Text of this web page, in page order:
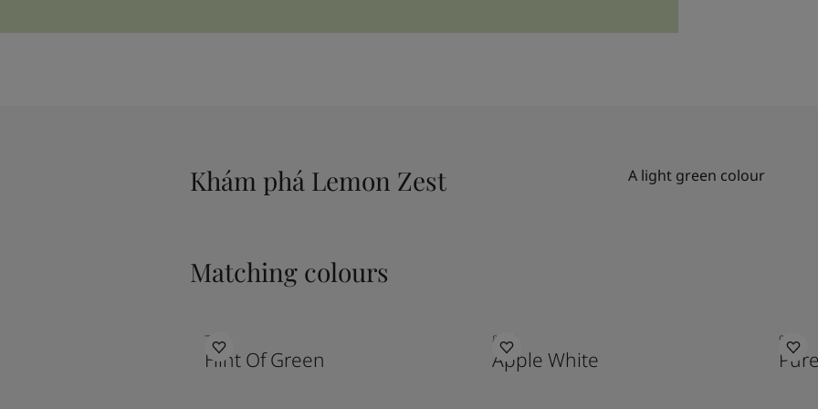
Khám phá Lemon Zest A light green colour
Matching colours
7001
Hint Of Green
8190
Apple White
9931